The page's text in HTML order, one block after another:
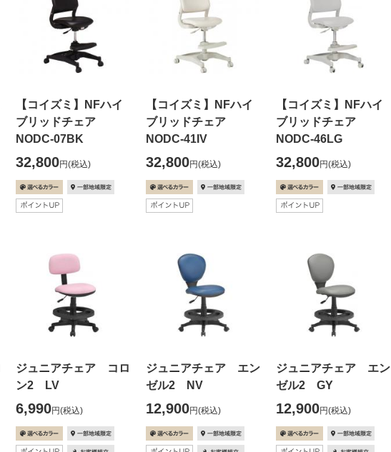
【コイズミ】NFハイ
ブリッドチェア
NODC-07BK
32,800円(税込)
【コイズミ】NFハイ
ブリッドチェア
NODC-41IV
32,800円(税込)
【コイズミ】NFハイ
ブリッドチェア
NODC-46LG
32,800円(税込)
ジュニアチェア コロ
ン2 LV
6,990円(税込)
ジュニアチェア エン
ゼル2 NV
12,900円(税込)
ジュニアチェア エン
ゼル2 GY
12,900円(税込)